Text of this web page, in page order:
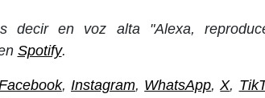
decir en voz alta "Alexa,
Spotify.
,Instagram, WhatsApp,X,